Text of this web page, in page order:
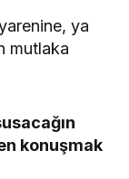
ya
mutlaka
konuşmak